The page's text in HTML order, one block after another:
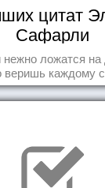
цитат
Сафарли
нежно ложатся
веришь каждому